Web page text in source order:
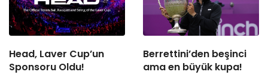
Head, Laver Cup’un
Sponsoru Oldu!
Berrettini’den beşinci
ama en büyük kupa!